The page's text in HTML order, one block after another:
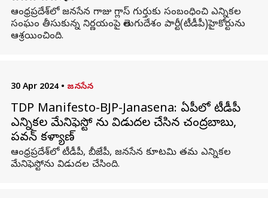
ఆంధ్రప్రదేశ్‌లో జనసేన గాజు గ్లాస్ గుర్తుకు సంబంధించి ఎన్నికల
సంఘం తీసుకున్న నిర్ణయంపై తెలుగుదేశం పార్టీ(టీడీపీ)హైకోర్టును
ఆశ్రయించింది.
30 Apr 2024 • జనసేన
TDP Manifesto-BJP-Janasena: ఏపీలో టీడీపీ
ఎన్నికల మేనిఫెస్టో ను విడుదల చేసిన చంద్రబాబు,
పవన్​ కళ్యాణ్
ఆంధ్రప్రదేశ్​లో టీడీపీ, బీజేపీ, జనసేన కూటమి తమ ఎన్నికల
మేనిఫెస్టోను విడుదల చేసింది.